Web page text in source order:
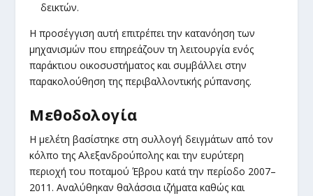
δεικτών.
Η προσέγγιση αυτή επιτρέπει την κατανόηση των
μηχανισμών που επηρεάζουν τη λειτουργία ενός
παράκτιου οικοσυστήματος και συμβάλλει στην
παρακολούθηση της περιβαλλοντικής ρύπανσης.
Μεθοδολογία
Η μελέτη βασίστηκε στη συλλογή δειγμάτων από τον
κόλπο της Αλεξανδρούπολης και την ευρύτερη
περιοχή του ποταμού Έβρου κατά την περίοδο 2007–
2011. Αναλύθηκαν θαλάσσια ιζήματα καθώς και